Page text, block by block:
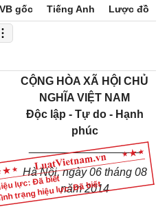
VB gốc Tiếng Anh Lược đồ
lực: Đã biết
trạng hiệu lực: Đã biết
CỘNG HÒA XÃ HỘI CHỦ
NGHĨA VIỆT NAM
Độc lập - Tự do - Hạnh
phúc
__________________
Hà Nội, ngày 06 tháng 08
năm 2014